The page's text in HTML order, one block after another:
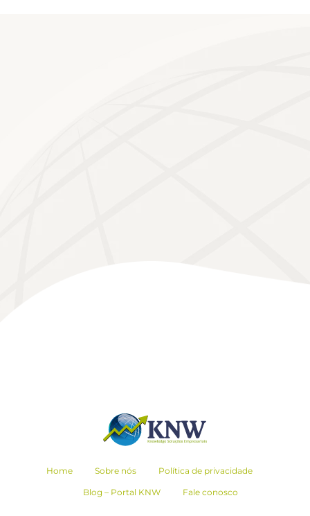
Home Sobre nós Política de privacidade
Blog – Portal KNW Fale conosco